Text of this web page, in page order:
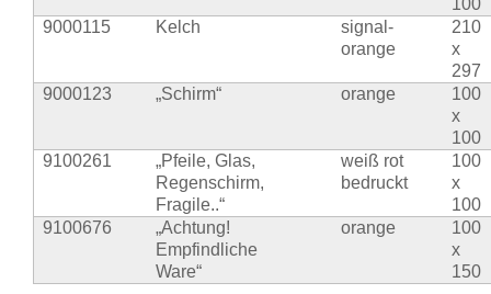
9000115
Kelch
signal-
orange
210
x
297
9000123
„Schirm“ orange
100
x
100
9100261
„Pfeile, Glas,
Regenschirm,
Fragile..“
weiß rot
bedruckt
100
x
100
9100676
„Achtung!
Empfindliche
Ware“
orange
100
x
150